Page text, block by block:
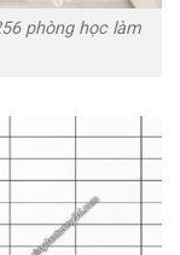
phòng học làm